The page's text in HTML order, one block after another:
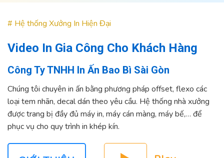
# Hệ thống Xưởng In Hiện Đại
Video In Gia Công Cho Khách Hàng
Công Ty TNHH In Ấn Bao Bì Sài Gòn
Chúng tôi chuyên in ấn bằng phương pháp offset, flexo các
loại tem nhãn, decal dán theo yêu cầu. Hệ thống nhà xưởng
được trang bị đầy đủ máy in, máy cán màng, máy bế,… để
phục vụ cho quy trình in khép kín.